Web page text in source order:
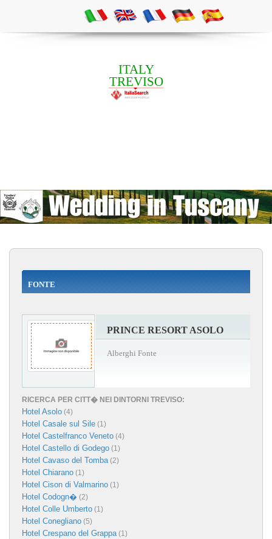
ITALY
TREVISO
FONTE
PRINCE RESORT ASOLO
Alberghi Fonte
RICERCA PER CITT� NEI DINTORNI TREVISO:
Hotel Asolo (4)
Hotel Casale sul Sile (1)
Hotel Castelfranco Veneto (4)
Hotel Castello di Godego (1)
Hotel Cavaso del Tomba(2)
Hotel Chiarano (1)
Hotel Cison di Valmarino (1)
Hotel Codogn� (2)
Hotel Colle Umberto (1)
Hotel Conegliano (5)
Hotel Crespano del Grappa(1)